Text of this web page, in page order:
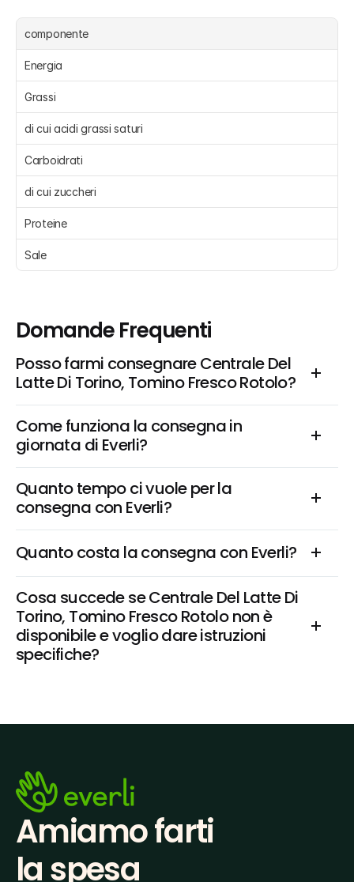
componente
Energia
Grassi
di cui acidi grassi saturi
Carboidrati
di cui zuccheri
Proteine
Sale
Domande Frequenti
Posso farmi consegnare Centrale Del
Latte Di Torino, Tomino Fresco Rotolo?
Come funziona la consegna in
giornata di Everli?
Quanto tempo ci vuole per la
consegna con Everli?
Quanto costa la consegna con Everli?
Cosa succede se Centrale Del Latte Di
Torino, Tomino Fresco Rotolo non è
disponibile e voglio dare istruzioni
specifiche?
Amiamo farti
la spesa